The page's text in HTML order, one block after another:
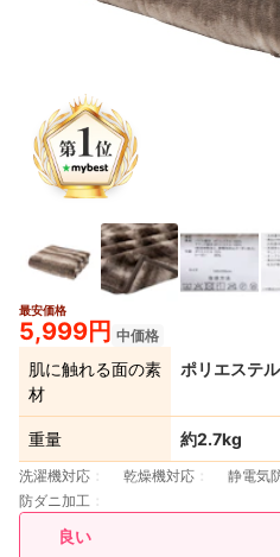
最安価格
5,999円 中価格
肌に触れる面の素
材
ポリエステ
重量 約2.7kg
洗濯機対応 乾燥機対応 静電気
防ダニ加工
良い